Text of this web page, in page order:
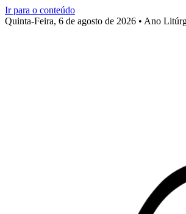
Ir para o conteúdo
Quinta-Feira, 6 de agosto de 2026 • Ano